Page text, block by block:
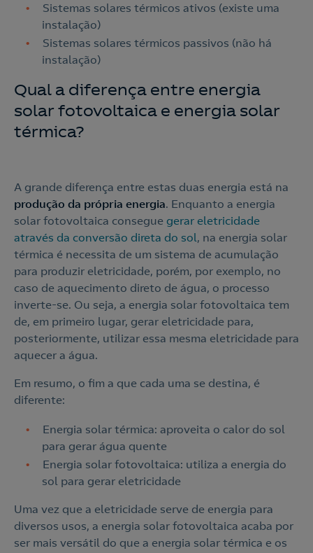
210 540 000
Sistemas solares térmicos ativos (existe uma
instalação)
Sistemas solares térmicos passivos (não há
instalação)
Qual a diferença entre energia
solar fotovoltaica e energia solar
térmica?
A grande diferença entre estas duas energia está na
produção da própria energia. Enquanto a energia
solar fotovoltaica consegue gerar eletricidade
através da conversão direta do sol, na energia solar
térmica é necessita de um sistema de acumulação
para produzir eletricidade, porém, por exemplo, no
caso de aquecimento direto de água, o processo
inverte-se. Ou seja, a energia solar fotovoltaica tem
de, em primeiro lugar, gerar eletricidade para,
posteriormente, utilizar essa mesma eletricidade para
aquecer a água.
Em resumo, o fim a que cada uma se destina, é
diferente:
Energia solar térmica: aproveita o calor do sol
para gerar água quente
Energia solar fotovoltaica: utiliza a energia do
sol para gerar eletricidade
Uma vez que a eletricidade serve de energia para
diversos usos, a energia solar fotovoltaica acaba por
ser mais versátil do que a energia solar térmica e os